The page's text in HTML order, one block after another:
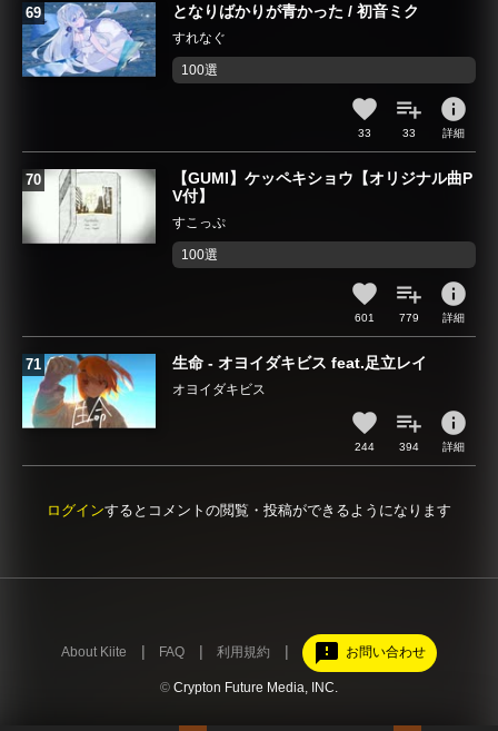
となりばかりが青かった / 初音ミク
すれなぐ
100選
33 33
info
詳細
【GUMI】ケッペキショウ【オリジナル曲P
V付】
すこっぷ
100選
601 779
info
詳細
生命 - オヨイダキビス feat.足立レイ
オヨイダキビス
244 394
info
詳細
ログインするとコメントの閲覧・投稿ができるようになります
About Kiite FAQ 利用規約 feedback お問い合わせ
© Crypton Future Media, INC.